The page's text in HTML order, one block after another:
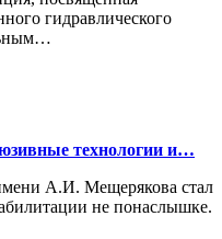
гидравлического
технологии и…
А.И. Мещерякова стал
не понаслышке.